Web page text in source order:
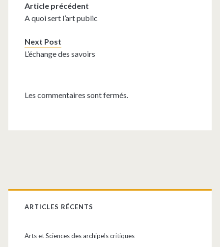
Article précédent
A quoi sert l’art public
Next Post
L’échange des savoirs
Les commentaires sont fermés.
Barre
latérale
principale
ARTICLES RÉCENTS
Arts et Sciences des archipels critiques